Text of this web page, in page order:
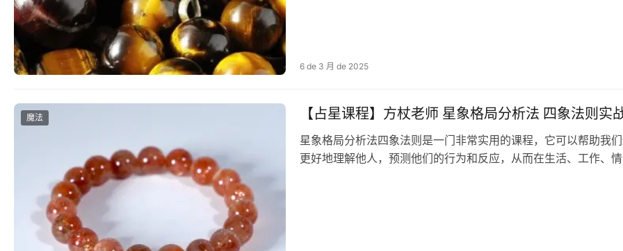
6 de 3 月 de 2025
魔法 【占星课程】方杖老师 星象格局分析法 四象法则实
星象格局分析法四象法则是一门非常实用的课程，它可以帮助我
更好地理解他人，预测他们的行为和反应，从而在生活、工作、